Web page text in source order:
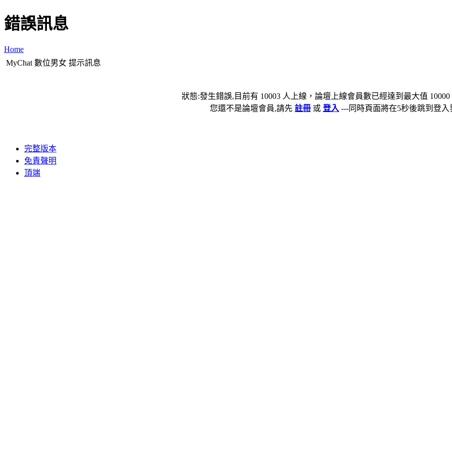
錯誤訊息
Home
MyChat 數位男女 提示訊息
狀態:發生錯誤,目前有 10003 人上線，論壇上線會員數已經達到最大值
您還不是論壇會員,請先 註冊 或 登入 ---同時頁面將在5秒後跳到登入
完整版本
免責聲明
頂端